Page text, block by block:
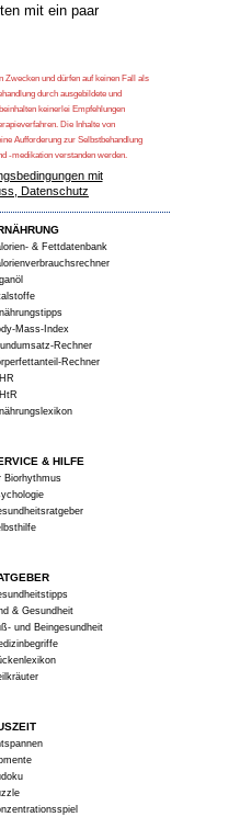
mit ein paar
Zwecken und dürfen auf keinen Fall als
durch ausgebildete und
keinerlei Empfehlungen
Die Inhalte von
Aufforderung zur Selbstbehandlung
-medikation verstanden werden.
mit
Datenschutz
& Fettdatenbank
Mass-Index
Rechner
Rechner
& HILFE
Biorhythmus
& Gesundheit
und Beingesundheit